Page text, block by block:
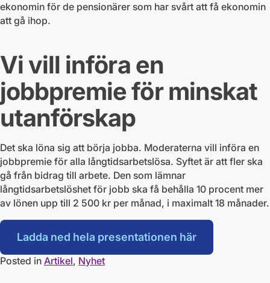
ekonomin för de pensionärer som har svårt att få ekonomin
att gå ihop.
Vi vill införa en
jobbpremie för minskat
utanförskap
Det ska löna sig att börja jobba. Moderaterna vill införa en
jobbpremie för alla långtidsarbetslösa. Syftet är att fler ska
gå från bidrag till arbete. Den som lämnar
långtidsarbetslöshet för jobb ska få behålla 10 procent mer
av lönen upp till 2 500 kr per månad, i maximalt 18 månader.
Ladda ned hela presentationen här
Posted in Artikel, Nyhet